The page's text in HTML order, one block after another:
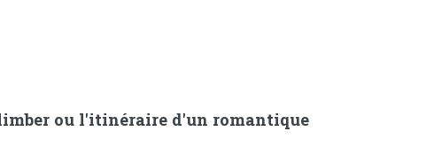
ou l'itinéraire d'un romantique